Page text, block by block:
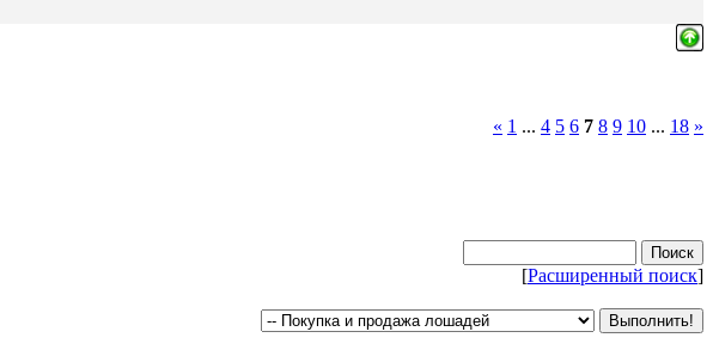
« 1 ... 4 5 6 7 8 9 10 ... 18 »
[Расширенный поиск]